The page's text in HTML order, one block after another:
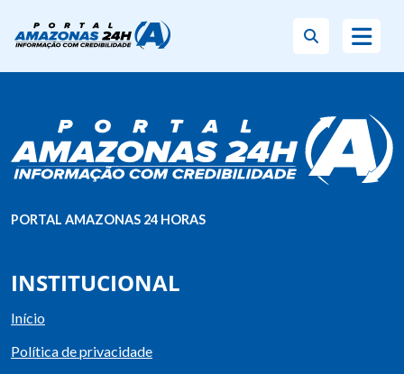
PORTAL AMAZONAS 24 HORAS
INSTITUCIONAL
Início
Política de privacidade